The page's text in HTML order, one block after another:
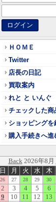
ＨＯＭＥ
Twitter
店長の日記
買取案内
れと と いんぐ
チェックした商
ショッピングを
購入手続きへ進